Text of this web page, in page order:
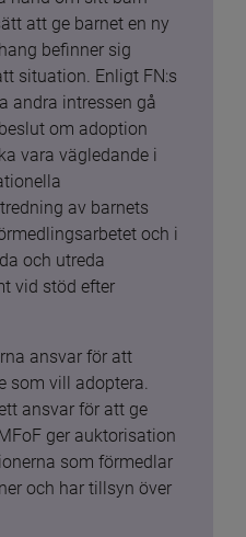
att ge barnet en ny
befinner sig
situation. Enligt FN:s
andra intressen gå
om adoption
vara vägledande i
av barnets
och i
och utreda
vid stöd efter
ansvar för att
som vill adoptera.
ansvar för att ge
ger auktorisation
som förmedlar
och har tillsyn över